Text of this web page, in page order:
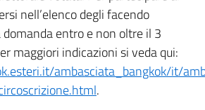
nell’elenco degli facendo
entro e non oltre il 3
maggiori indicazioni si veda qui:
ambasciata_bangkok/it/
.